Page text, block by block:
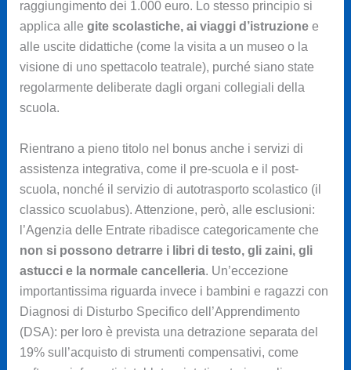
raggiungimento dei 1.000 euro. Lo stesso principio si
applica alle gite scolastiche, ai viaggi d’istruzionee
alle uscite didattiche (come la visita a un museo o la
visione di uno spettacolo teatrale), purché siano state
regolarmente deliberate dagli organi collegiali della
scuola.
Rientrano a pieno titolo nel bonus anche i servizi di
assistenza integrativa, come il pre-scuola e il post-
scuola, nonché il servizio di autotrasporto scolastico (il
classico scuolabus). Attenzione, però, alle esclusioni:
l’Agenzia delle Entrate ribadisce categoricamente che
non si possono detrarre i libri di testo, gli zaini, gli
astucci e la normale cancelleria. Un’eccezione
importantissima riguarda invece i bambini e ragazzi con
Diagnosi di Disturbo Specifico dell’Apprendimento
(DSA): per loro è prevista una detrazione separata del
19% sull’acquisto di strumenti compensativi, come